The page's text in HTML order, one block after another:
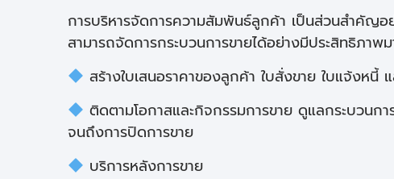
การบริหารจัดการความสัมพันธ์ลูกค้า เป็นส่วนสำคัญอ
สามารถจัดการกระบวนการขายได้อย่างมีประสิทธิภา
สร้างใบเสนอราคาของลูกค้า ใบสั่งขาย ใบแจ้งหนี้
ติดตามโอกาสและกิจกรรมการขาย ดูแลกระบวน
จนถึงการปิดการขาย
บริการหลังการขาย